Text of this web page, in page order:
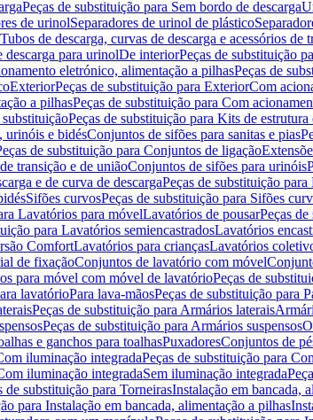
Peças de substituição para Sem bordo de descarga
de urinolSeparadores de urinol de plástico
Tubos de descarga, curvas de descarga e acessórios de
descarga para urinolDe interiorPeças de substituição
eletrónico, alimentação a pilhasPeças de
ExteriorPeças de substituição para ExteriorCom
a pilhasPeças de substituição para Com
Peças de substituição para Kits de
urinóis e bidésConjuntos de sifões para sanitas e pias
de substituição para Conjuntos de ligação
transição e de uniãoConjuntos de sifões para urinóis
e de curva de descargaPeças de substituição
Sifões curvosPeças de substituição para Sifões
Lavatórios para móvelLavatórios de pousarPeças
para Lavatórios semiencastradosLavatórios
ComfortLavatórios para criançasLavatórios
de fixaçãoConjuntos de lavatório com móvel
para móvel com móvel de lavatórioPeças de
lavatórioPara lava-mãosPeças de substituição para
Peças de substituição para Armários laterais
Peças de substituição para Armários suspensos
e ganchos para toalhasPuxadoresConjuntos de
iluminação integradaPeças de substituição para
iluminação integradaSem iluminação integrada
de substituição para TorneirasInstalação em bancada,
para Instalação em bancada, alimentação a pilhas